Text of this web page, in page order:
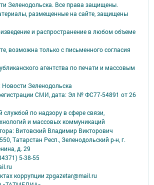
Зеленодольска. Все права защищены.
размещенные на сайте, защищены
и распространение в любом объеме
возможна только с письменного согласия
агентства по печати и массовым
Зеленодольска
СМИ, дата: Эл № ФС77-54891 от 26
по надзору в сфере связи,
и массовых коммуникаций
Витовский Владимир Викторович
Татарстан Респ., Зеленодольский р-н, г.
д. 29
5-38-55
коррупции zpgazetar@mail.ru